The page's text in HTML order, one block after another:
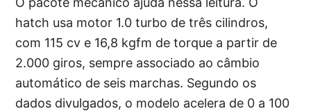
hatch usa motor 1.0 turbo de três cilindros,
com 115 cv e 16,8 kgfm de torque a partir de
2.000 giros, sempre associado ao câmbio
automático de seis marchas. Segundo os
dados divulgados, o modelo acelera de 0 a 100